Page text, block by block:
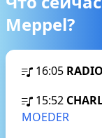
Meppel?
16:05
15:52
MOEDER